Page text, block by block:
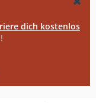
dich kostenlos